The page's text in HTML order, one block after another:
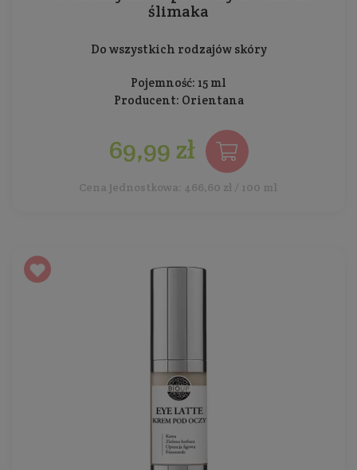
ślimaka
Do wszystkich rodzajów skóry
Pojemność: 15 ml
Producent: Orientana
69,99 zł
Cena jednostkowa: 466,60 zł / 100 ml